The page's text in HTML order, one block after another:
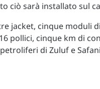
ciò sarà installato sul
jacket, cinque moduli
pollici, cinque km di
di Zuluf e